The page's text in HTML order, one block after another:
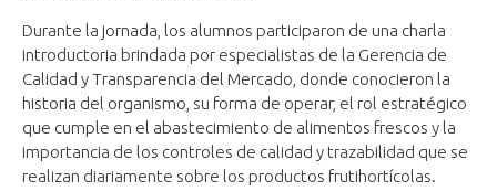
Durante la jornada, los alumnos participaron de una charla
introductoria brindada por especialistas de la Gerencia de
Calidad y Transparencia del Mercado, donde conocieron la
historia del organismo, su forma de operar, el rol estratégico
que cumple en el abastecimiento de alimentos frescos y la
importancia de los controles de calidad y trazabilidad que se
realizan diariamente sobre los productos frutihortícolas.